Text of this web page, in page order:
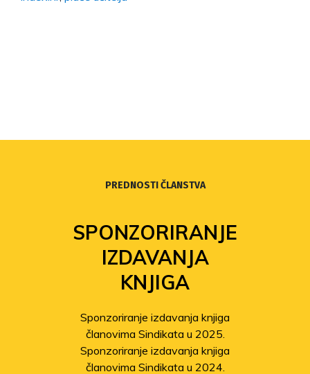
PREDNOSTI ČLANSTVA
FOND
SOLIDARNOSTI
Povećanje isplata iz Fonda
Sindikat pomaže članovima
pogođenima potresom
Odobrene isplate pomoći članovima